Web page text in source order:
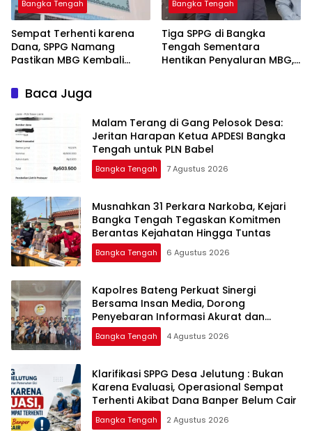
Bangka Tengah
‎Sempat Terhenti karena
Dana, SPPG Namang
Pastikan MBG Kembali
Bangka Tengah
‎Tiga SPPG di Bangka
Tengah Sementara
Hentikan Penyaluran MBG,
Baca Juga
Malam Terang di Gang Pelosok Desa:
Jeritan Harapan Ketua APDESI Bangka
Tengah untuk PLN Babel
Bangka Tengah 7 Agustus 2026
Musnahkan 31 Perkara Narkoba, Kejari
Bangka Tengah Tegaskan Komitmen
Berantas Kejahatan Hingga Tuntas
Bangka Tengah 6 Agustus 2026
‎Kapolres Bateng Perkuat Sinergi
Bersama Insan Media, Dorong
Penyebaran Informasi Akurat dan
Layanan Polri 110
Bangka Tengah 4 Agustus 2026
‎Klarifikasi SPPG Desa Jelutung : Bukan
Karena Evaluasi, Operasional Sempat
Terhenti Akibat Dana Banper Belum Cair
Bangka Tengah 2 Agustus 2026